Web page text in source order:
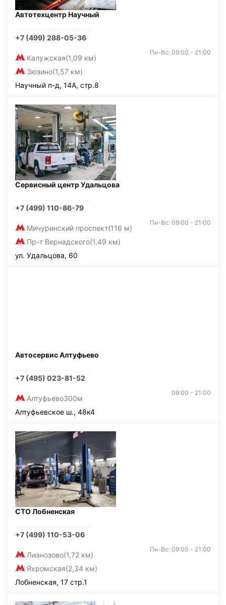
Автотехцентр Научный
+7 (499) 288-05-36
Калужская(1,09 км)
Зюзино(1,57 км)
Пн-Вс: 09:00 - 21:00
Научный п-д, 14А, стр.8
Сервисный центр Удальцова
+7 (499) 110-86-79
Мичуринский проспект(116 м)
Пр-т Вернадского(1,49 км)
Пн-Вс: 09:00 - 21:00
ул. Удальцова, 60
Автосервис Алтуфьево
+7 (495) 023-81-52
Алтуфьево300м
09:00 - 21:00
Алтуфьевское ш., 48к4
СТО Лобненская
+7 (499) 110-53-06
Лианозово(1,72 км)
Яхромская(2,34 км)
Пн-Вс: 09:00 - 21:00
Лобненская, 17 стр.1